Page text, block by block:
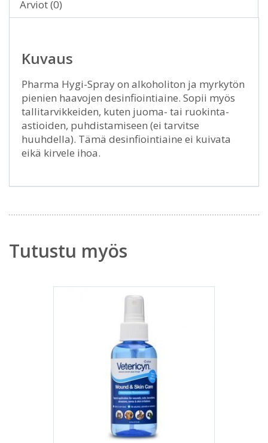
Arviot (0)
Kuvaus
Pharma Hygi-Spray on alkoholiton ja myrkytön
pienien haavojen desinfiointiaine. Sopii myös
tallitarvikkeiden, kuten juoma- tai ruokinta-
astioiden, puhdistamiseen (ei tarvitse
huuhdella). Tämä desinfiointiaine ei kuivata
eikä kirvele ihoa.
Tutustu myös